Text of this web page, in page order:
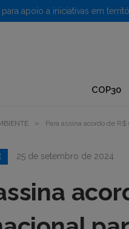
COP30
» Pará assina acordo de
25 de setembro de 2024